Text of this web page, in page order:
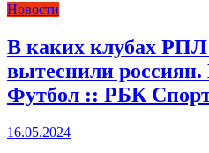
Новости
В каких клубах
вытеснили
Футбол :: РБК
16.05.2024